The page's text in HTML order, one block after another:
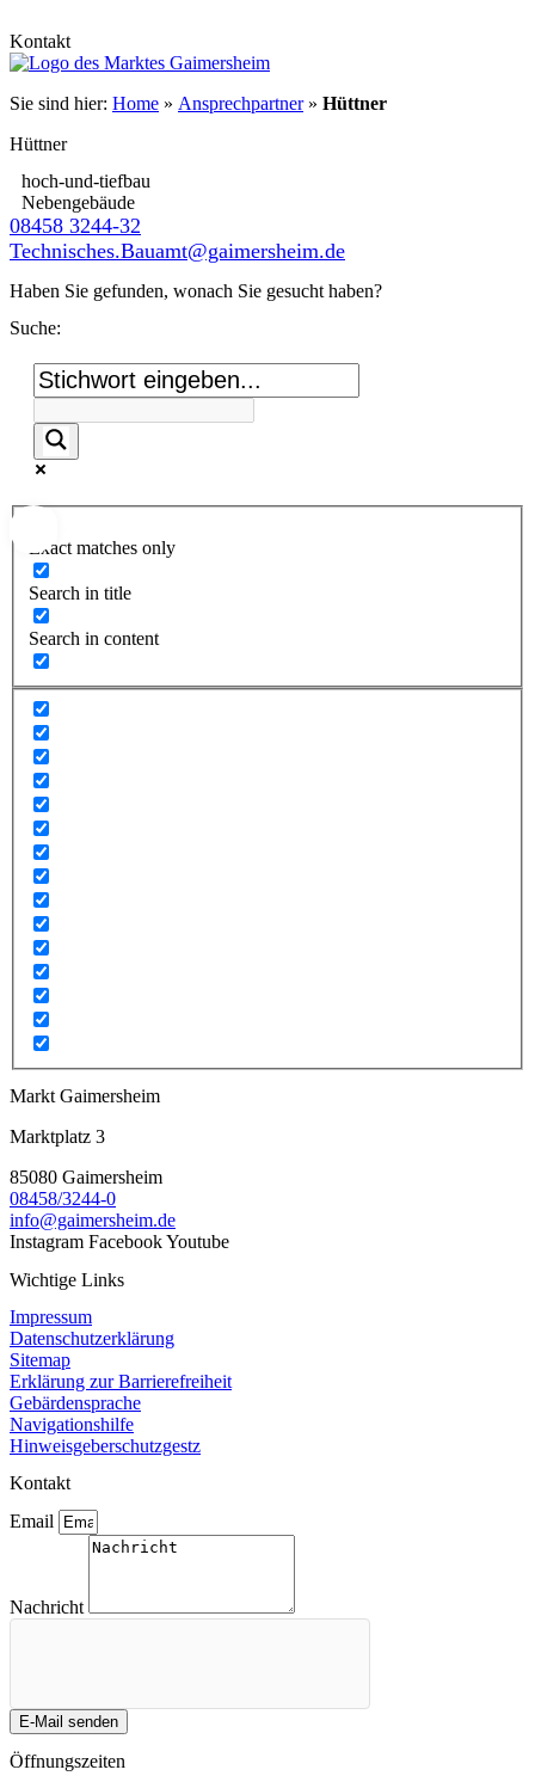
Kontakt
Sie sind hier: Home » Ansprechpartner» Hüttner
Hüttner
hoch-und-tiefbau
Nebengebäude
08458 3244-32
Technisches.Bauamt@gaimersheim.de
Haben Sie gefunden, wonach Sie gesucht haben?
Suche:
Exact matches only
Search in title
Search in content
Markt Gaimersheim
Marktplatz 3
85080 Gaimersheim
08458/3244-0
info@gaimersheim.de
Instagram FacebookYoutube
Wichtige Links
Impressum
Datenschutzerklärung
Sitemap
Erklärung zur Barrierefreiheit
Gebärdensprache
Navigationshilfe
Hinweisgeberschutzgestz
Kontakt
Email
Nachricht
E-Mail senden
Öffnungszeiten